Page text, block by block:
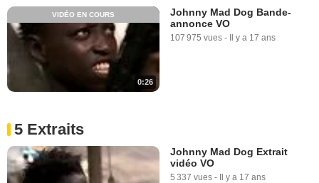
0:26
VIDÉO EN COURS
Johnny Mad Dog Bande-
annonce VO
107 975 vues - Il y a 17 ans
5 Extraits
Johnny Mad Dog Extrait
vidéo VO
5 337 vues - Il y a 17 ans